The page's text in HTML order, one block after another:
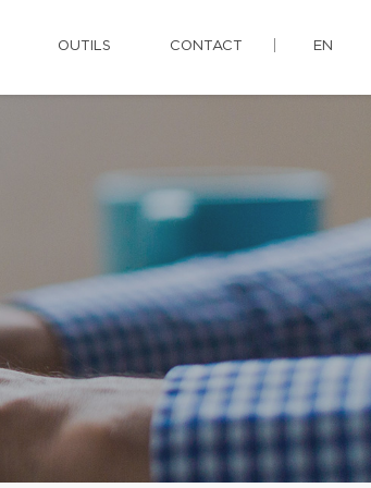
OUTILS CONTACT EN